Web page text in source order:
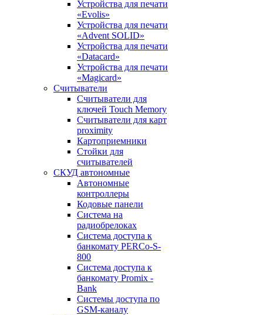
Устройства для печати
«Evolis»
Устройства для печати
«Advent SOLID»
Устройства для печати
«Datacard»
Устройства для печати
«Magicard»
Считыватели
Считыватели для
ключей Touch Memory
Считыватели для карт
proximity
Картоприемники
Стойки для
считывателей
СКУД автономные
Автономные
контроллеры
Кодовые панели
Система на
радиобрелоках
Система доступа к
банкомату PERCo-S-
800
Система доступа к
банкомату Promix -
Bank
Системы доступа по
GSM-каналу